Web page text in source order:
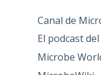
Canal de
El podcast
Microbe